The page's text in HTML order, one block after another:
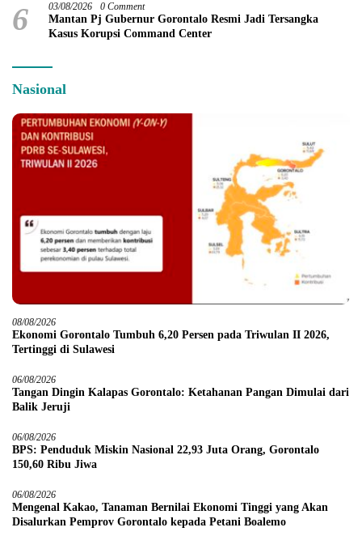
6 03/08/2026 0 Comment
Mantan Pj Gubernur Gorontalo Resmi Jadi Tersangka
Kasus Korupsi Command Center
Nasional
08/08/2026
Ekonomi Gorontalo Tumbuh 6,20 Persen pada Triwulan II 2026,
Tertinggi di Sulawesi
06/08/2026
Tangan Dingin Kalapas Gorontalo: Ketahanan Pangan Dimulai dari
Balik Jeruji
06/08/2026
BPS: Penduduk Miskin Nasional 22,93 Juta Orang, Gorontalo
150,60 Ribu Jiwa
06/08/2026
Mengenal Kakao, Tanaman Bernilai Ekonomi Tinggi yang Akan
Disalurkan Pemprov Gorontalo kepada Petani Boalemo